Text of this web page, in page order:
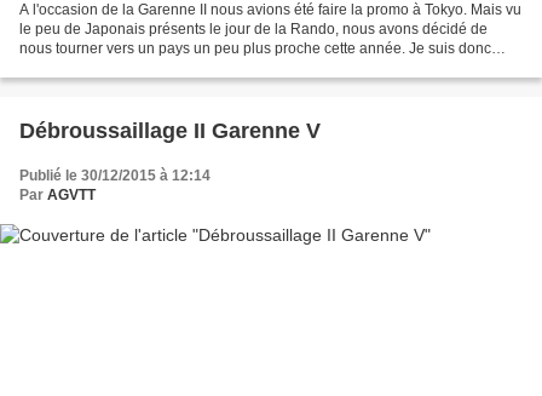
A l'occasion de la Garenne II nous avions été faire la promo à Tokyo. Mais vu
le peu de Japonais présents le jour de la Rando, nous avons décidé de
nous tourner vers un pays un peu plus proche cette année. Je suis donc
Débroussaillage II Garenne V
Publié le 30/12/2015 à 12:14
Par AGVTT